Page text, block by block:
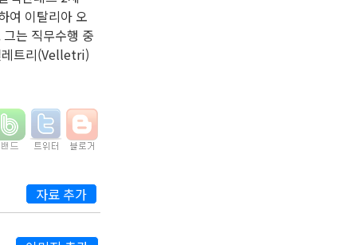
여 이탈리아 오
는 직무수행 중
레트리(Velletri)
자료 추가